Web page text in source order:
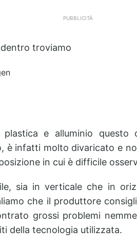
PUBBLICITÀ
troviamo
plastica e alluminio questo
è infatti molto divaricato e
in cui è difficile
sia in verticale che in
che il produttore
grossi problemi
della tecnologia utilizzata.